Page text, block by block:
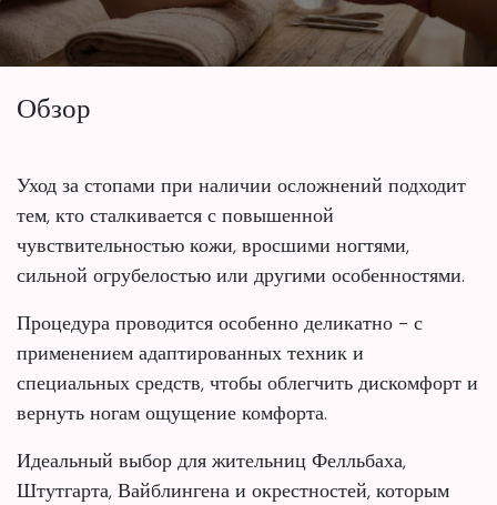
Обзор
Уход за стопами при наличии осложнений подходит
тем, кто сталкивается с повышенной
чувствительностью кожи, вросшими ногтями,
сильной огрубелостью или другими особенностями.
Процедура проводится особенно деликатно - с
применением адаптированных техник и
специальных средств, чтобы облегчить дискомфорт и
вернуть ногам ощущение комфорта.
Идеальный выбор для жительниц Фелльбаха,
Штутгарта, Вайблингена и окрестностей, которым